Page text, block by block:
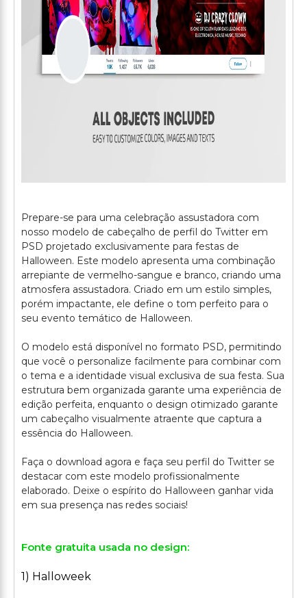
Prepare-se para uma celebração assustadora com
nosso modelo de cabeçalho de perfil do Twitter em
PSD projetado exclusivamente para festas de
Halloween. Este modelo apresenta uma combinação
arrepiante de vermelho-sangue e branco, criando uma
atmosfera assustadora. Criado em um estilo simples,
porém impactante, ele define o tom perfeito para o
seu evento temático de Halloween.
O modelo está disponível no formato PSD, permitindo
que você o personalize facilmente para combinar com
o tema e a identidade visual exclusiva de sua festa. Sua
estrutura bem organizada garante uma experiência de
edição perfeita, enquanto o design otimizado garante
um cabeçalho visualmente atraente que captura a
essência do Halloween.
Faça o download agora e faça seu perfil do Twitter se
destacar com este modelo profissionalmente
elaborado. Deixe o espírito do Halloween ganhar vida
Fonte gratuita usada no design:
1) Halloweek